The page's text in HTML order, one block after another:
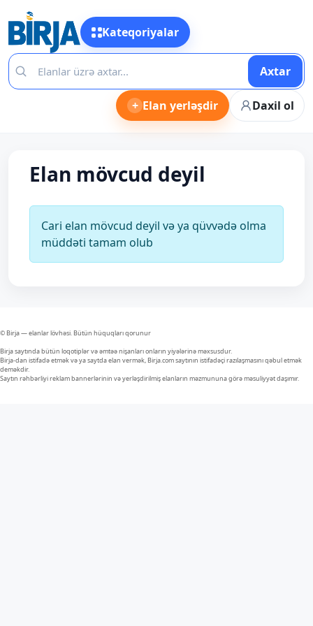
Kateqoriyalar
Axtar
+ Elan yerləşdir Daxil ol
Elan mövcud deyil
Cari elan mövcud deyil və ya qüvvədə olma
müddəti tamam olub
© Birja — elanlar lövhəsi. Bütün hüquqları qorunur
Birja saytında bütün loqotiplər və əmtəə nişanları onların yiyələrinə məxsusdur.
Birja-dan istifadə etmək və ya saytda elan vermək, Birja.com saytının istifadəçi razılaşmasını qəbul etmək
deməkdir.
Saytın rəhbərliyi reklam bannerlərinin və yerləşdirilmiş elanların məzmununa görə məsuliyyət daşımır.